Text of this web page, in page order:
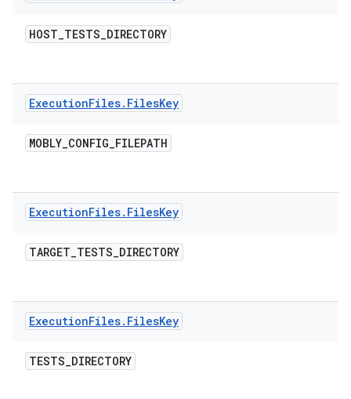
HOST_TESTS_DIRECTORY
ExecutionFiles. FilesKey
MOBLY_CONFIG_FILEPATH
ExecutionFiles. FilesKey
TARGET_TESTS_DIRECTORY
ExecutionFiles. FilesKey
TESTS_DIRECTORY